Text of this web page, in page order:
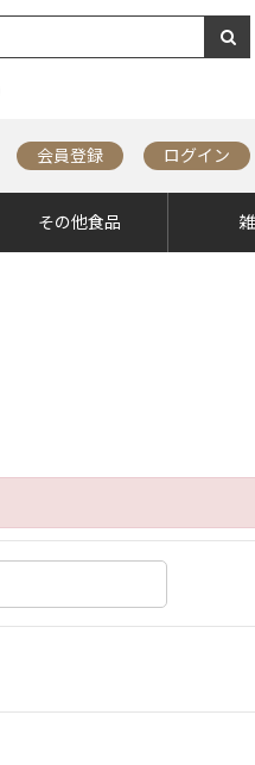
会員登録 ログイン
その他食品